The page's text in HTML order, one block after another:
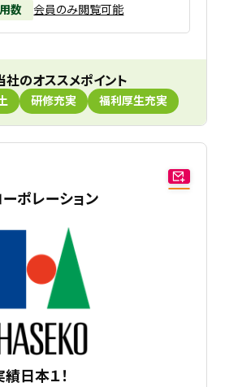
数
会員のみ閲覧可能
社のオススメポイント
研修充実 福利厚生充実
ポレーション
日本１！